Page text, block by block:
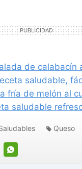
de calabacín
saludable,
fría de melón al
saludable
WHATSAPP
Queso